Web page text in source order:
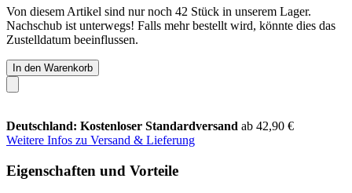
Von diesem Artikel sind nur noch 42 Stück in unserem Lager.
Nachschub ist unterwegs! Falls mehr bestellt wird, könnte dies das
Zustelldatum beeinflussen.
In den Warenkorb
Deutschland: Kostenloser Standardversand ab 42,90 €
Weitere Infos zu Versand & Lieferung
Eigenschaften und Vorteile